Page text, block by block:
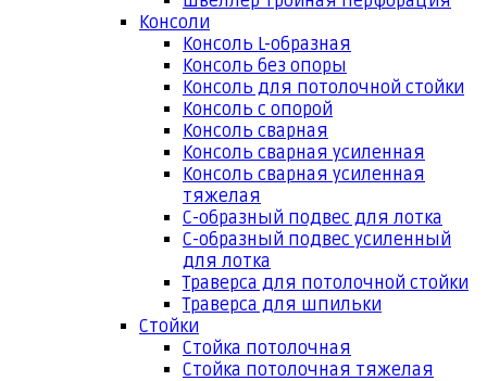
Консоли
Консоль L-образная
Консоль без опоры
Консоль для потолочной стойки
Консоль с опорой
Консоль сварная
Консоль сварная усиленная
Консоль сварная усиленная
тяжелая
С-образный подвес для лотка
С-образный подвес усиленный
для лотка
Траверса для потолочной стойки
Траверса для шпильки
Стойки
Стойка потолочная
Стойка потолочная тяжелая